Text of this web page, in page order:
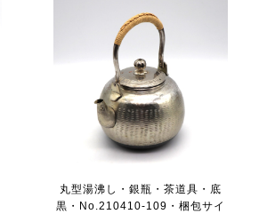
丸型湯沸し・銀瓶・茶道具・底
黒・No.210410-109・梱包サイ